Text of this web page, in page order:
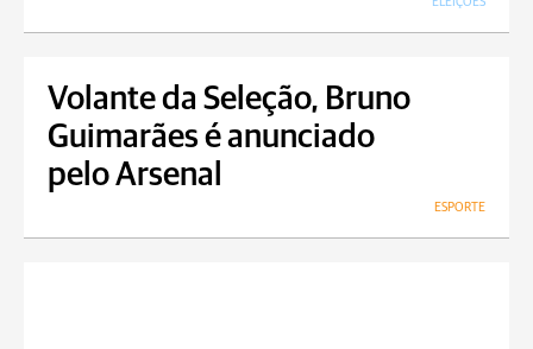
Volante da Seleção, Bruno
Guimarães é anunciado
pelo Arsenal
ESPORTE